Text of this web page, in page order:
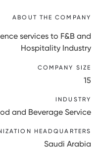
ABOUT THE COMPANY
services to F&B and
Hospitality Industry
COMPANY SIZE
15
INDUSTRY
and Beverage Service
HEADQUARTERS
Saudi Arabia